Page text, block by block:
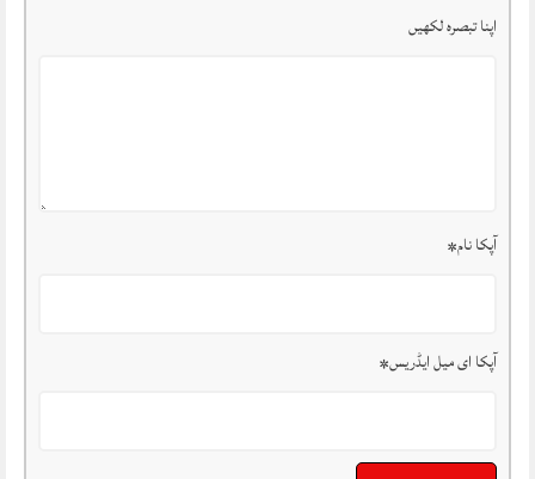
اپنا تبصرہ لکھیں
آپکا نام*
آپکا ای میل ایڈریس*